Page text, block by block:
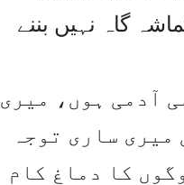
گاہ نہیں بننے
آدمی ہوں، میری
ساری توجہ
کا دماغ کام